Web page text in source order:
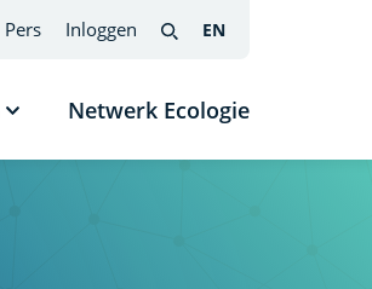
Submenu
Netwerk Ecologie
Pers Inloggen
Search
EN